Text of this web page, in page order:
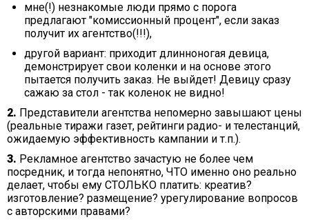
мне(!) незнакомые люди прямо с порога
предлагают "комиссионный процент", если заказ
получит их агентство(!!!),
другой вариант: приходит длинноногая девица,
демонстрирует свои коленки и на основе этого
пытается получить заказ. Не выйдет! Девицу сразу
сажаю за стол - так коленок не видно!
2. Представители агентства непомерно завышают цены
(реальные тиражи газет, рейтинги радио- и телестанций,
ожидаемую эффективность кампании и т.п.).
3. Рекламное агентство зачастую не более чем
посредник, и тогда непонятно, ЧТО именно оно реально
делает, чтобы ему СТОЛЬКО платить: креатив?
изготовление? размещение? урегулирование вопросов
с авторскими правами?